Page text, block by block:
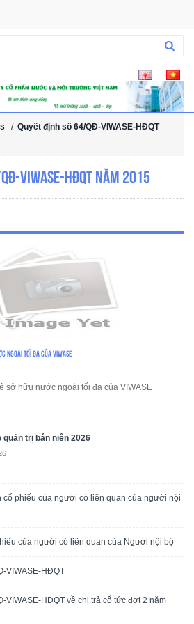
/ Quyết định số 64/QĐ-VIWASE-HĐQT
VIWASE-HĐQT năm 2015
ngoài tối đa của VIWASE
sở hữu nước ngoài tối đa của VIWASE
quản trị bán niên 2026
cổ phiếu của người có liên quan của người nội
của người có liên quan của Người nội bộ
VIWASE-HĐQT
VIWASE-HĐQT về chi trả cổ tức đợt 2 năm